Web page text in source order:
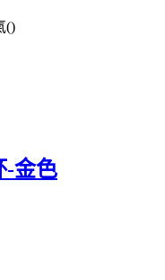
()
-金色